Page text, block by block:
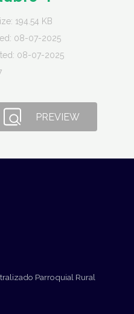
194.54 KB
08-07-2025
08-07-2025
PREVIEW
Parroquial Rural